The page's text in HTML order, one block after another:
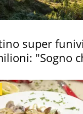
super
"Sogno